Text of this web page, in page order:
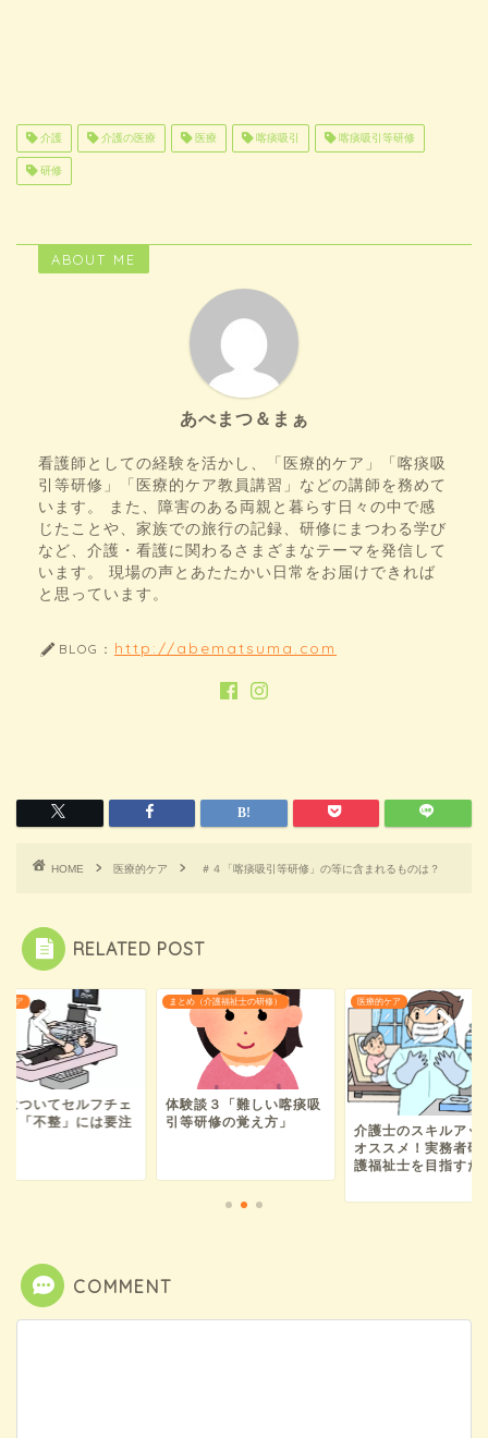
介護 介護の医療 医療 喀痰吸引 喀痰吸引等研修
研修
ABOUT ME
あべまつ＆まぁ
看護師としての経験を活かし、「医療的ケア」「喀痰吸
引等研修」「医療的ケア教員講習」などの講師を務めて
います。 また、障害のある両親と暮らす日々の中で感
じたことや、家族での旅行の記録、研修にまつわる学び
など、介護・看護に関わるさまざまなテーマを発信して
います。 現場の声とあたたかい日常をお届けできれば
と思っています。
BLOG： http://abematsuma.com
HOME 医療的ケア ＃４「喀痰吸引等研修」の等に含まれるものは？
RELATED POST
ケア
についてセルフチェ
！「不整」には要注
まとめ（介護福祉士の研修）
体験談３「難しい喀痰吸
引等研修の覚え方」
医療的ケア
介護士のスキルアッ
オススメ！実務者研
護福祉士を目指すた
COMMENT